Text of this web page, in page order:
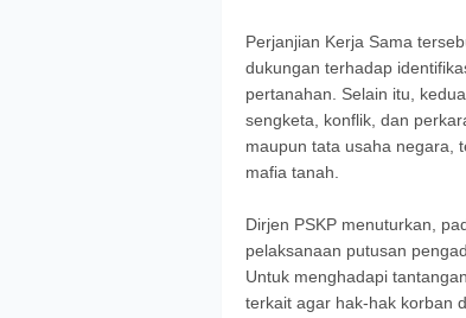
Perjanjian Kerja Sama
dukungan terhadap
pertanahan. Selain itu,
sengketa, konflik, dan
maupun tata usaha negara,
mafia tanah.
Dirjen PSKP menuturkan,
pelaksanaan putusan
Untuk menghadapi
terkait agar hak-hak korban